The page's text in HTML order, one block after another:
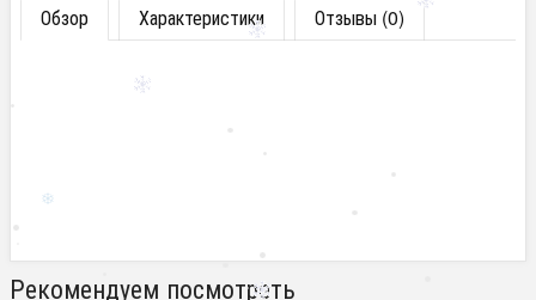
Обзор Характеристики Отзывы (0)
Рекомендуем посмотреть